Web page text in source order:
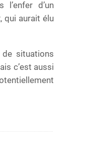
l’enfer d’un
qui aurait élu
de situations
c’est aussi